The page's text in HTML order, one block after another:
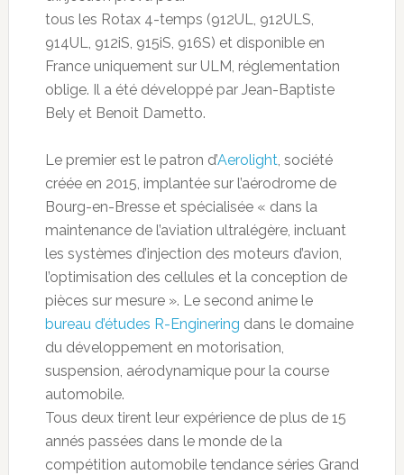
tous les Rotax 4-temps (912UL, 912ULS,
914UL, 912iS, 915iS, 916S) et disponible en
France uniquement sur ULM, réglementation
oblige. Il a été développé par Jean-Baptiste
Bely et Benoit Dametto.
Le premier est le patron d’Aerolight, société
créée en 2015, implantée sur l’aérodrome de
Bourg-en-Bresse et spécialisée « dans la
maintenance de l’aviation ultralégère, incluant
les systèmes d’injection des moteurs d’avion,
l’optimisation des cellules et la conception de
pièces sur mesure ». Le second anime le
bureau d’études R-Enginering dans le domaine
du développement en motorisation,
suspension, aérodynamique pour la course
automobile.
Tous deux tirent leur expérience de plus de 15
annés passées dans le monde de la
compétition automobile tendance séries Grand